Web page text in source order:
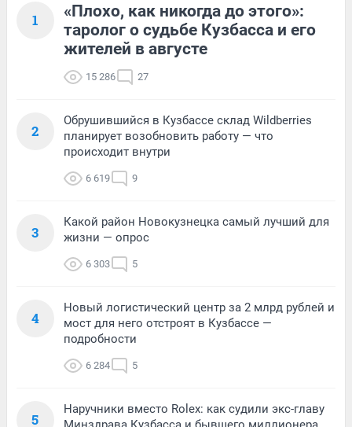
1
«Плохо, как никогда до этого»:
таролог о судьбе Кузбасса и его
жителей в августе
15 286 27
2
Обрушившийся в Кузбассе склад Wildberries
планирует возобновить работу — что
происходит внутри
6 619 9
3
Какой район Новокузнецка самый лучший для
жизни — опрос
6 303 5
4
Новый логистический центр за 2 млрд рублей и
мост для него отстроят в Кузбассе —
подробности
6 284 5
5
Наручники вместо Rolex: как судили экс-главу